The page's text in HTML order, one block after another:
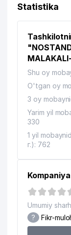
Statistika
Shu oy
O'tgan oy
3 oy
Yarim yil
330
1 yil
г.): 762
Umumiy
? Fikr-